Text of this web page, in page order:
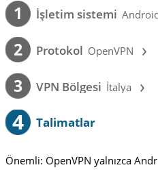
1 İşletim sistemi
2 Protokol OpenVPN ›
3 VPN Bölgesi İtalya ›
4 Talimatlar
Önemli: OpenVPN yalnızca